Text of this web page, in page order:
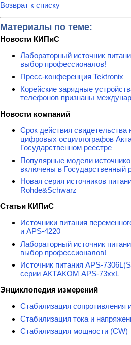
Возврат к списку
Материалы по теме:
Новости КИПиС
Лабораторный источник
выбор профессионалов!
Пресс-конференция Tektronix
Корейские зарядные
телефонов признаны
Новости компаний
Срок действия
цифровых осциллографов
Государственном реестре
Популярные модели
включены в Государственный
Новая серия источников
Rohde&Schwarz
Статьи КИПиС
Источники питания
и APS-4220
Лабораторный источник
выбор профессионалов!
Источник питания APS-
серии АКТАКОМ APS-73xxL
Энциклопедия измерений
Стабилизация сопротивления
Стабилизация тока и
Стабилизация мощности (CW)